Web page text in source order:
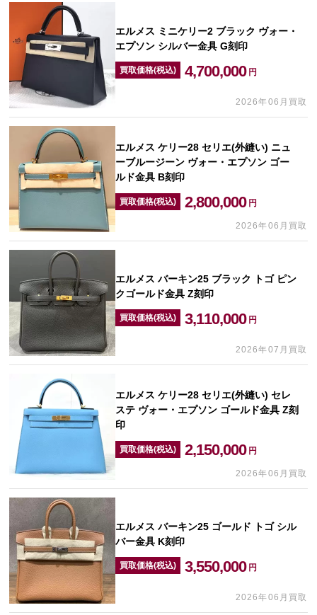
エルメス ミニケリー2 ブラック ヴォー・
エプソン シルバー金具 G刻印
買取価格(税込) 4,700,000 円
2026年06月買取
エルメス ケリー28 セリエ(外縫い) ニュ
ーブルージーン ヴォー・エプソン ゴー
ルド金具 B刻印
買取価格(税込) 2,800,000 円
2026年06月買取
エルメス バーキン25 ブラック トゴ ピン
クゴールド金具 Z刻印
買取価格(税込) 3,110,000 円
2026年07月買取
エルメス ケリー28 セリエ(外縫い) セレ
ステ ヴォー・エプソン ゴールド金具 Z刻
印
買取価格(税込) 2,150,000 円
2026年06月買取
エルメス バーキン25 ゴールド トゴ シル
バー金具 K刻印
買取価格(税込) 3,550,000 円
2026年06月買取